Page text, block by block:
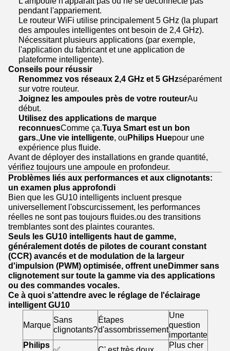
pendant l'appariement.
Le routeur WiFi utilise principalement 5 GHz (la plupart
des ampoules intelligentes ont besoin de 2,4 GHz).
Nécessitant plusieurs applications (par exemple,
l'application du fabricant et une application de
plateforme intelligente).
Conseils pour réussir
Renommez vos réseaux 2,4 GHz et 5 GHzséparément
sur votre routeur.
Joignez les ampoules près de votre routeurAu
début.
Utilisez des applications de marque
reconnuesComme ça.Tuya Smart est un bon
gars.,Une vie intelligente, ouPhilips Huepour une
expérience plus fluide.
Avant de déployer des installations en grande quantité,
vérifiez toujours une ampoule en profondeur.
Problèmes liés aux performances et aux clignotants:
un examen plus approfondi
Bien que les GU10 intelligents incluent presque
universellement l'obscurcissement, les performances
réelles ne sont pas toujours fluides.ou des transitions
tremblantes sont des plaintes courantes.
Seuls les GU10 intelligents haut de gamme,
généralement dotés de pilotes de courant constant
(CCR) avancés et de modulation de la largeur
d'impulsion (PWM) optimisée, offrent uneDimmer sans
clignotement sur toute la gamme via des applications
ou des commandes vocales.
Ce à quoi s'attendre avec le réglage de l'éclairage
intelligent GU10
Marque
Sans
clignotants?
Étapes
d'assombrissement
Une
question
importante
Philips
Plus cher